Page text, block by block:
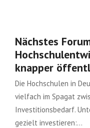
Nächstes
knapper
Die Hochschulen in
vielfach im Spagat
Investitionsbedarf.
gezielt investieren:…